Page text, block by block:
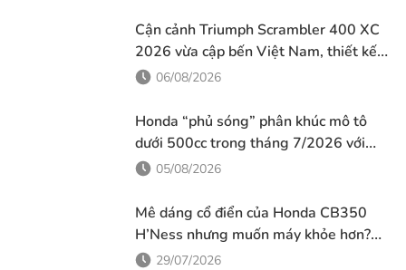
hiện, nhưng lại là thời điểm các hãng xe đồng loạt trình
làng những phiên bản nâng cấp đáng giá và các mẫu đặc
biệt hướng tới người chơi đam mê hiệu năng, độ hiếm cũng
Cận cảnh Triumph Scrambler 400 XC
2026 vừa cập bến Việt Nam, thiết kế
đậm chất phiêu lưu cùng mức giá dễ
06/08/2026
Honda “phủ sóng” phân khúc mô tô
dưới 500cc trong tháng 7/2026 với
loạt tân binh đáng chú ý
05/08/2026
Mê dáng cổ điển của Honda CB350
H’Ness nhưng muốn máy khỏe hơn?
Honda vừa tung ra lời giải với CB500
29/07/2026